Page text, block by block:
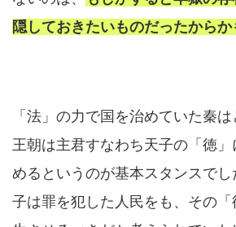
隠しておきたいものだったから
「法」の力で国を治めていた秦
王朝は主君すなわち天子の「徳
めるというのが基本スタンスで
子は罪を犯した人民をも、その